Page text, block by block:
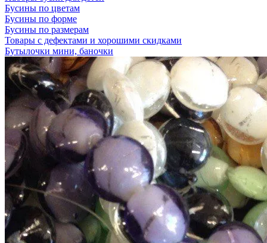
Бусины по цветам
Бусины по форме
Бусины по размерам
Товары с дефектами и хорошими скидками
Бутылочки мини, баночки